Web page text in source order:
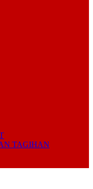
TAGIHAN